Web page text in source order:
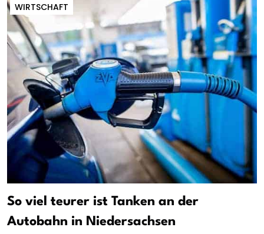
WIRTSCHAFT
So viel teurer ist Tanken an der
Autobahn in Niedersachsen